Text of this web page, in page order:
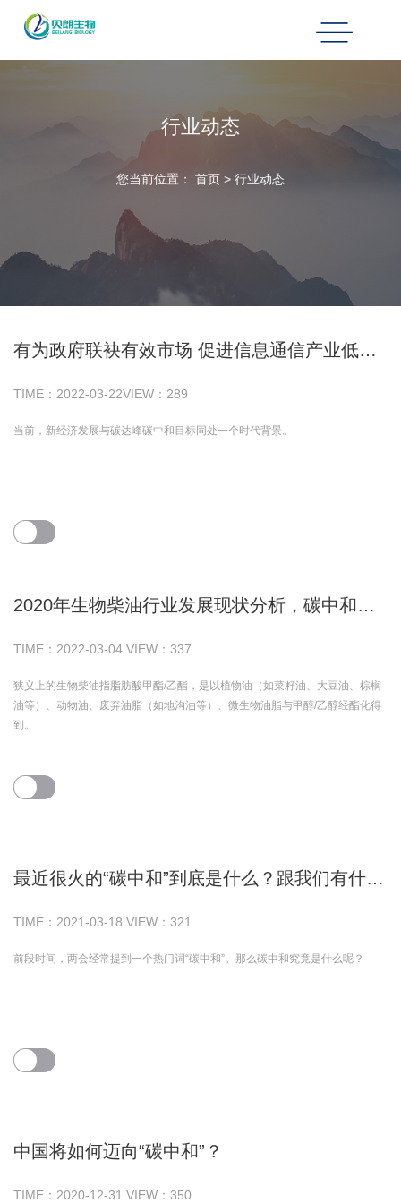
行业动态
您当前位置： 首页 > 行业动态
有为政府联袂有效市场 促进信息通信产业低碳化
TIME： 2022-03-22VIEW： 289
当前，新经济发展与碳达峰碳中和目标同处一个时代背景。
2020年生物柴油行业发展现状分析，碳中和加快生物柴油推广进度
TIME： 2022-03-04 VIEW： 337
狭义上的生物柴油指脂肪酸甲酯/乙酯，是以植物油（如菜籽油、大豆油、棕榈
油等）、动物油、废弃油脂（如地沟油等）、微生物油脂与甲醇/乙醇经酯化得
到。
最近很火的“碳中和”到底是什么？跟我们有什么关系？
TIME： 2021-03-18 VIEW： 321
前段时间，两会经常提到一个热门词“碳中和”。那么碳中和究竟是什么呢？
中国将如何迈向“碳中和”？
TIME： 2020-12-31 VIEW： 350